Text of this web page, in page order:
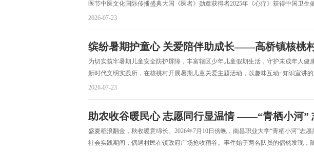
医节中医文化国际传播盛典大国《医者》勋章获得者2025年《心疗》获得中国卫生
2026-07-23
缤纷暑期护童心 关爱陪伴助成长——高桥镇核桃村
为切实筑牢暑期儿童安全防护屏障，丰富辖区少年儿童假期生活，守护未成年人健
新时代文明实践所，在核桃村开展暑期儿童关爱主题活动，以趣味互动+知识宣讲的
2026-07-23
助农收谷暖民心 志愿同行显温情 ——“青栖小河”
盛夏稻浪翻金，秋收暖意绵长。2026年7月10日傍晚，南昌职业大学“青栖小河”志
社会实践期间，偶遇村民在镇政府广场抢收稻谷。事件始于两名队员的偶然发现，